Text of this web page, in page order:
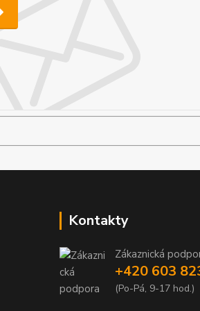
Kontakty
Zákaznická
+420 603
(Po-Pá, 9-17 hod.)